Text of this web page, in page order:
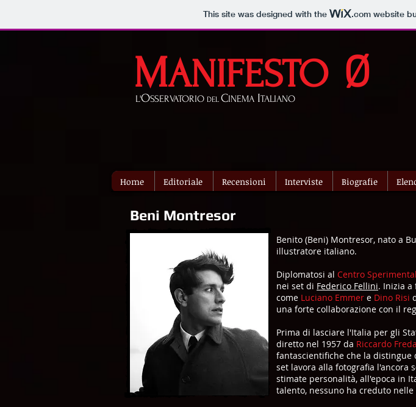
This site was designed with the .comwebsite
MANIFESTO Ø
L'OSSERVATORIO DEL CINEMA ITALIANO
Home Editoriale Recensioni Interviste Biografie
Beni Montresor
Benito (Beni) Montresor, nato a
illustratore italiano.
Diplomatosi al Centro
nei set di Federico Fellini. Inizia
come Luciano Emmer e Dino Risi
una forte collaborazione con il
Prima di lasciare l'Italia per gli
diretto nel 1957 da Riccardo Freda
fantascientifiche che la distingue
set lavora alla fotografia l'ancora
stimate personalità, all'epoca in
talento, nessuno ha creduto